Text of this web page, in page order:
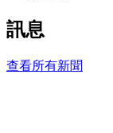
訊息
查看所有新聞